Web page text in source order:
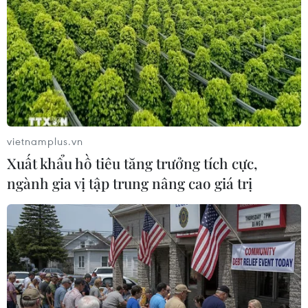
Brazil ở mức kỷ lục 126 triệu tấn, với Argentina
là 55 triệu tấn. Nhập khẩu ngô của châu Âu tăng
lên 21,5 triệu tấn trong khi nhập khẩu ngô của
Trung Quốc giữ nguyên ở mức 18 triệu tấn. Dự
trữ ngô thế giới giảm nhẹ xuống 298,4 triệu tấn,
giảm 2,4 triệu tấn so với tháng 11/2022.
Dự trữ đậu tương cuối niên vụ 2022-2023 của
Mỹ không đổi trong tháng 11/2022, ở mức 220
triệu bushel. Vụ thu hoạch đậu tương của Brazil
năm 2023 ước tính đạt kỷ lục 152 triệu tấn,
trong khi vụ thu hoạch của Argentina không đổi
ở mức 49,5 triệu tấn. Dự trữ đậu tương của thế
giới được dự báo ở mức 102,7 triệu tấn, tăng 7,1
triệu tấn trong giai đoạn 2021-2022. Về cơ bản,
giá đậu tương đang giảm.
vietnamplus.vn
Xuất khẩu hồ tiêu tăng trưởng tích cực,
ngành gia vị tập trung nâng cao giá trị